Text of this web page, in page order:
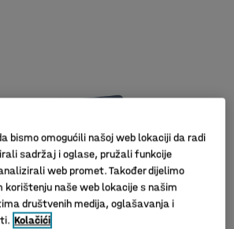
bismo omogućili našoj web lokaciji da radi
sadržaj i oglase, pružali funkcije
web promet. Također dijelimo
korištenju naše web lokacije s našim
društvenih medija, oglašavanja i
Kolačići